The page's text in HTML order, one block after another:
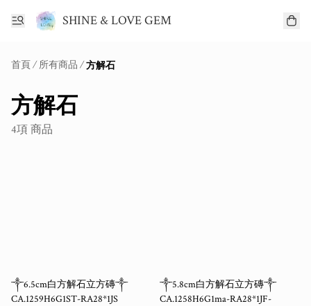
SHINE & LOVE GEM
首頁/所有商品 /方解石
方解石
4項 商品
༒6.5cm白方解石立方磚༒
CA.1259H6G1ST-RA28*1JS
༒5.8cm白方解石立方磚༒
CA.1258H6G1ma-RA28*1JF-